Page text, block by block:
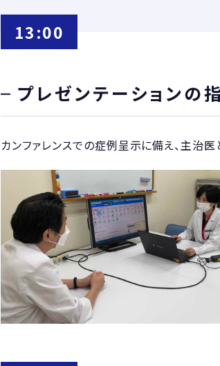
13:00
プレゼンテーションの
カンファレンスでの症例呈示に備え、主治